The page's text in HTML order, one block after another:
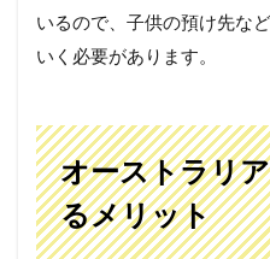
いるので、子供の預け先な
いく必要があります。
オーストラリ
るメリット